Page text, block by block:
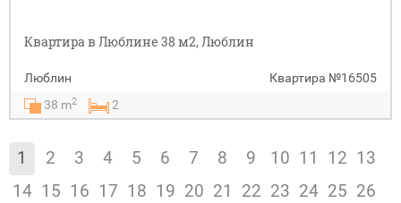
Квартира в Люблине 38 м2, Люблин
Люблин Квартира №16505
38 m2 2
1 2 3 4 5 6 7 8 9 10 11 12 13
14 15 16 17 18 19 20 21 22 23 24 25 26